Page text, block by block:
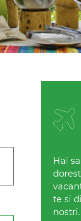
Hai
te si
nostri.